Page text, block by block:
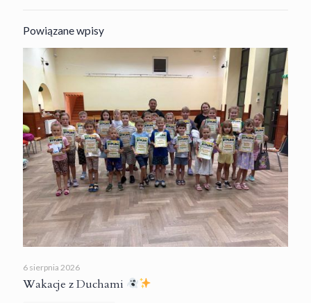
Powiązane wpisy
6 sierpnia 2026
Wakacje z Duchami